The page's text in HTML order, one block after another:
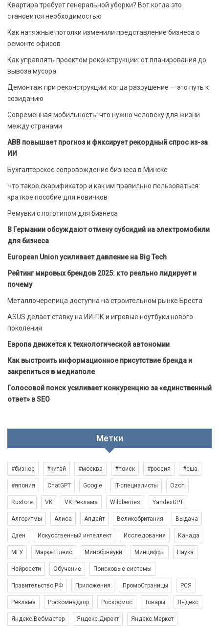
Квартира требует генеральной уборки? Вот когда это
становится необходимостью
Как натяжные потолки изменили представление бизнеса о
ремонте офисов
Как управлять проектом реконструкции: от планирования до
вывоза мусора
Демонтаж при реконструкции: когда разрушение — это путь к
созиданию
Современная мобильность: что нужно человеку для жизни
между странами
ABB повышает прогноз и фиксирует рекордный спрос из-за
ИИ
Бухгалтерское сопровождение бизнеса в Минске
Что такое скарификатор и как им правильно пользоваться:
краткое пособие для новичков
Ремувки с логотипом для бизнеса
В Германии обсуждают отмену субсидий на электромобили
для бизнеса
European Union усиливает давление на Big Tech
Рейтинг мировых брендов 2025: кто реально лидирует и
почему
Металлочерепица доступна на строительном рынке Бреста
ASUS делает ставку на ИИ-ПК и игровые ноутбуки нового
поколения
Европа движется к технологической автономии
Как выстроить информационное присутствие бренда и
закрепиться в медиаполе
Голосовой поиск усиливает конкуренцию за «единственный
ответ» в SEO
Метки
#бизнес #китай #москва #поиск #россия #сша
#япония ChatGPT Google IT-специалисты Ozon
Rustore VK VK Реклама Wildberries YandexGPT
Алгоритмы Алиса Апдейт Великобритания Выдача
Дзен Искусственный интеллект Исследования Канада
МГУ Маркетплейс Минобрнауки Минцифры Наука
Нейросети Обучение Поисковые системы
Правительство РФ Приложения ПромоСтраницы РСЯ
Реклама Роскомнадзор Роскосмос Товары Яндекс
Яндекс.Вебмастер Яндекс.Директ Яндекс.Маркет